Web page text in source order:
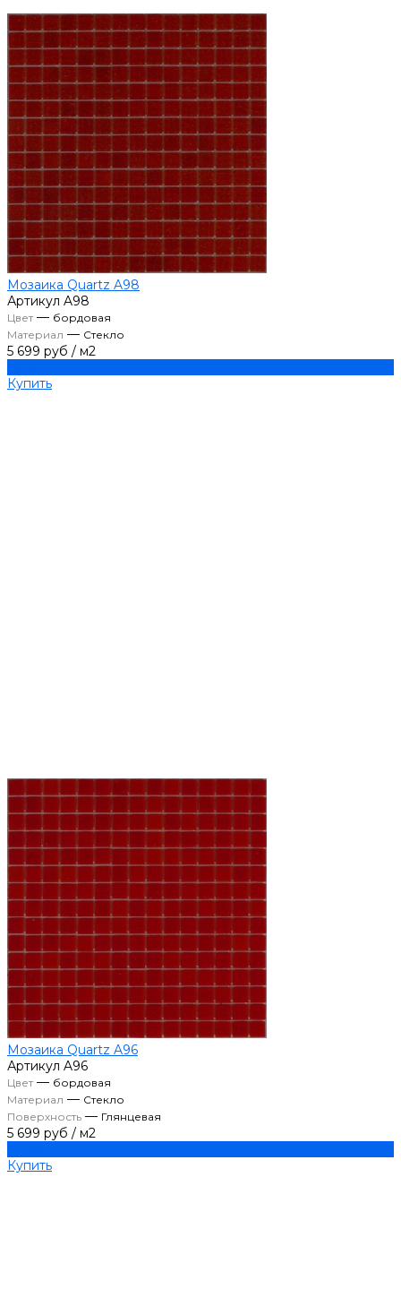
Мозаика Quartz A98
Артикул A98
Цвет— бордовая
Материал — Стекло
5 699 руб / м2
Купить
Мозаика Quartz A96
Артикул A96
Цвет— бордовая
Материал — Стекло
Поверхность — Глянцевая
5 699 руб / м2
Купить